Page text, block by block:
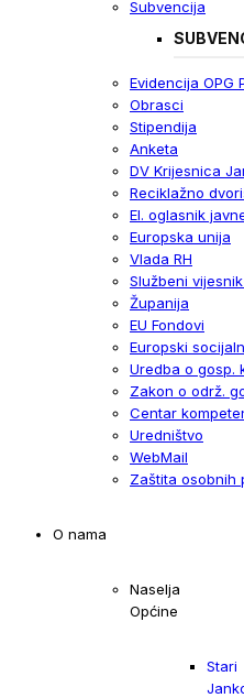
Subvencija
Evidencija OPG
Obrasci
Stipendija
Anketa
DV Krijesnica
Reciklažno
El. oglasnik
Europska unija
Vlada RH
Službeni
Županija
EU Fondovi
Europski
Uredba o gosp.
Zakon o održ.
Centar
Uredništvo
WebMail
Zaštita osobnih
O nama
Naselja
Općine
Stari